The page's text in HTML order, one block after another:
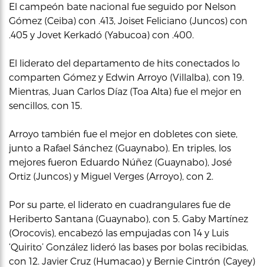
El campeón bate nacional fue seguido por Nelson
Gómez (Ceiba) con .413, Joiset Feliciano (Juncos) con
.405 y Jovet Kerkadó (Yabucoa) con .400.
El liderato del departamento de hits conectados lo
comparten Gómez y Edwin Arroyo (Villalba), con 19.
Mientras, Juan Carlos Díaz (Toa Alta) fue el mejor en
sencillos, con 15.
Arroyo también fue el mejor en dobletes con siete,
junto a Rafael Sánchez (Guaynabo). En triples, los
mejores fueron Eduardo Núñez (Guaynabo), José
Ortiz (Juncos) y Miguel Verges (Arroyo), con 2.
Por su parte, el liderato en cuadrangulares fue de
Heriberto Santana (Guaynabo), con 5. Gaby Martínez
(Orocovis), encabezó las empujadas con 14 y Luis
‘Quirito’ González lideró las bases por bolas recibidas,
con 12. Javier Cruz (Humacao) y Bernie Cintrón (Cayey)